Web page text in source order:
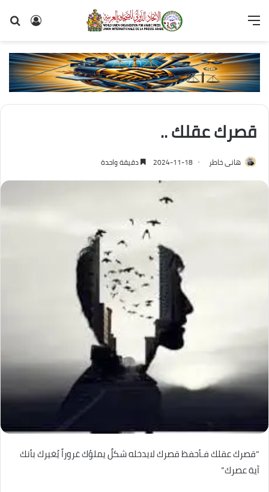
تسجيل
القائمة
قصرك عقلك ..
هانى خاطر 2024-11-18 دقيقة واحدة
“قصرك عقلك فـأحفظ قصرك لايدخله شكلٌ يملؤك غروراً يُغيرك بأنك
آية عصرك”